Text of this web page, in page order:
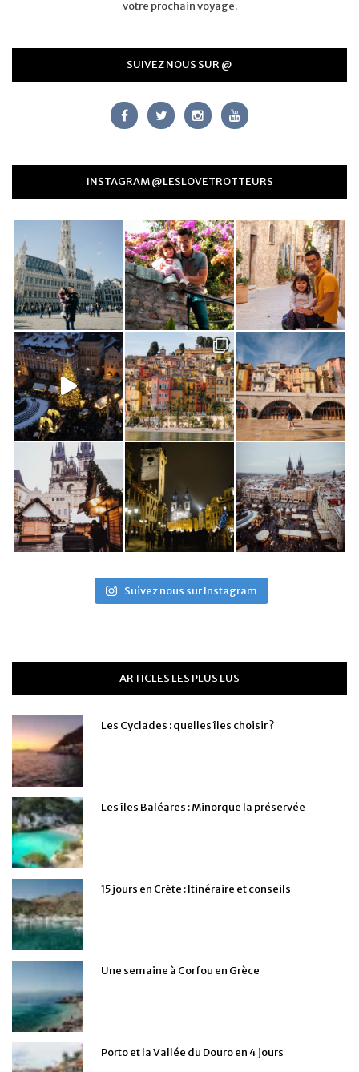
votre prochain voyage.
SUIVEZ NOUS SUR @
INSTAGRAM @LESLOVETROTTEURS
Suivez nous sur Instagram
ARTICLES LES PLUS LUS
Les Cyclades : quelles îles choisir ?
Les îles Baléares : Minorque la préservée
15 jours en Crète : Itinéraire et conseils
Une semaine à Corfou en Grèce
Porto et la Vallée du Douro en 4 jours